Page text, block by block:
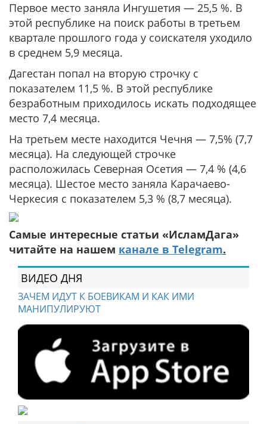
Первое место заняла Ингушетия — 25,5 %. В
этой республике на поиск работы в третьем
квартале прошлого года у соискателя уходило
в среднем 5,9 месяца.
Дагестан попал на вторую строчку с
показателем 11,5 %. В этой республике
безработным приходилось искать подходящее
место 7,4 месяца.
На третьем месте находится Чечня — 7,5% (7,7
месяца). На следующей строчке
расположилась Северная Осетия — 7,4 % (4,6
месяца). Шестое место заняла Карачаево-
Черкесия с показателем 5,3 % (8,7 месяца).
Самые интересные статьи «ИсламДага»
читайте на нашем канале в Telegram.
ВИДЕО ДНЯ
ЗАЧЕМ ИДУТ К БОЕВИКАМ И КАК ИМИ
МАНИПУЛИРУЮТ